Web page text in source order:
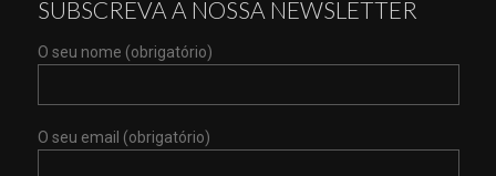
SUBSCREVA A NOSSA NEWSLETTER
O seu nome (obrigatório)
O seu email (obrigatório)